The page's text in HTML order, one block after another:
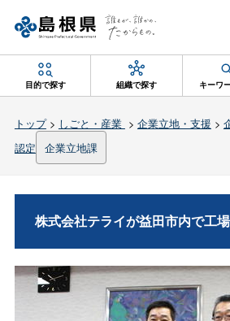
目的で探す 組織で探す キーワ
トップ> しごと・産業 > 企業立地・支援 >
認定
企業立地課
株式会社テライが益田市内で工